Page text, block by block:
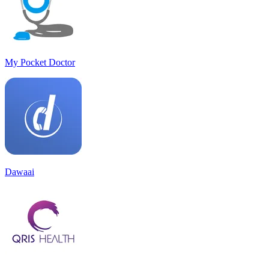
My Pocket Doctor
Dawaai